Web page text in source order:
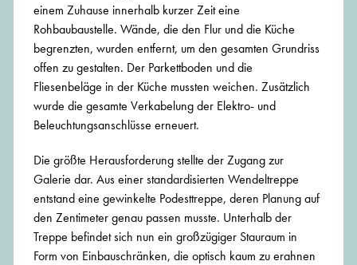
einem Zuhause innerhalb kurzer Zeit eine
Rohbaubaustelle. Wände, die den Flur und die Küche
begrenzten, wurden entfernt, um den gesamten Grundriss
offen zu gestalten. Der Parkettboden und die
Fliesenbeläge in der Küche mussten weichen. Zusätzlich
wurde die gesamte Verkabelung der Elektro- und
Beleuchtungsanschlüsse erneuert.
Die größte Herausforderung stellte der Zugang zur
Galerie dar. Aus einer standardisierten Wendeltreppe
entstand eine gewinkelte Podesttreppe, deren Planung auf
den Zentimeter genau passen musste. Unterhalb der
Treppe befindet sich nun ein großzügiger Stauraum in
Form von Einbauschränken, die optisch kaum zu erahnen